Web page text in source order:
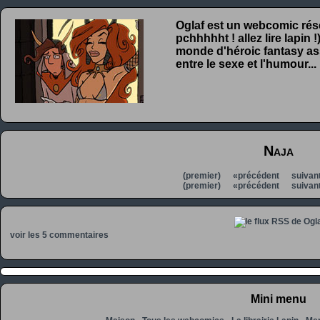
Oglaf est un webcomic
pchhhhht ! allez lire lapin
monde d'héroic fantasy
entre le sexe et l'humour...
Naja
(premier) «précédent
(premier)
«précédent
voir les 5 commentaires
Mini menu